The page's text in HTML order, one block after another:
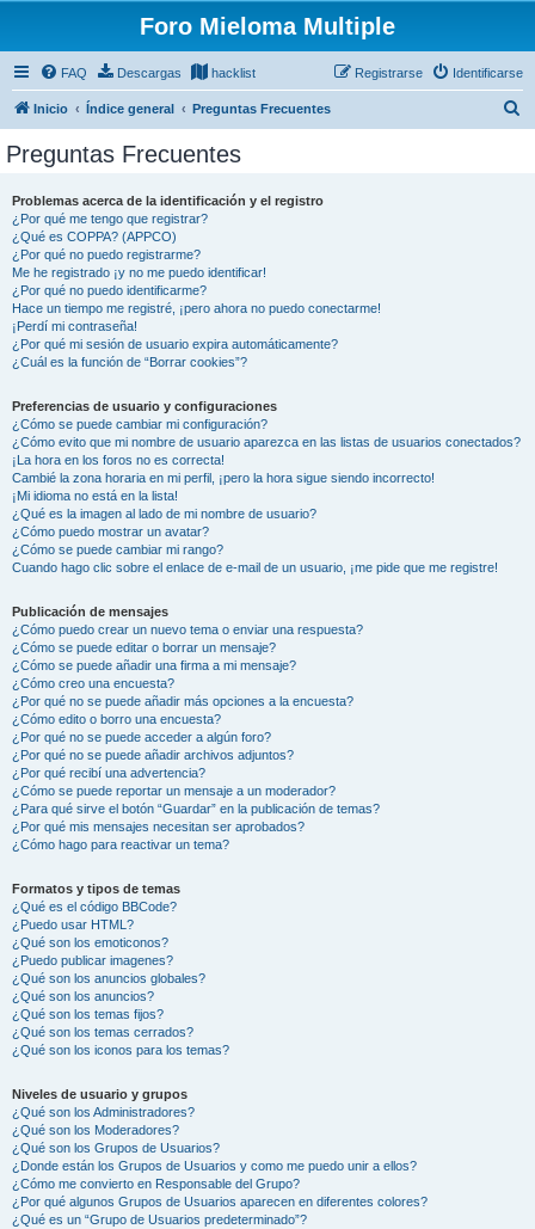
Foro Mieloma Multiple
FAQ Descargas hacklist Identificarse
Registrarse
Inicio Índice general Preguntas Frecuentes
Preguntas Frecuentes
Problemas acerca de la identificación y el registro
¿Por qué me tengo que registrar?
¿Qué es COPPA? (APPCO)
¿Por qué no puedo registrarme?
Me he registrado ¡y no me puedo identificar!
¿Por qué no puedo identificarme?
Hace un tiempo me registré, ¡pero ahora no puedo conectarme!
¡Perdí mi contraseña!
¿Por qué mi sesión de usuario expira automáticamente?
¿Cuál es la función de “Borrar cookies”?
Preferencias de usuario y configuraciones
¿Cómo se puede cambiar mi configuración?
¿Cómo evito que mi nombre de usuario aparezca en las listas de usuarios conectados?
¡La hora en los foros no es correcta!
Cambié la zona horaria en mi perfil, ¡pero la hora sigue siendo incorrecto!
¡Mi idioma no está en la lista!
¿Qué es la imagen al lado de mi nombre de usuario?
¿Cómo puedo mostrar un avatar?
¿Cómo se puede cambiar mi rango?
Cuando hago clic sobre el enlace de e-mail de un usuario, ¡me pide que me registre!
Publicación de mensajes
¿Cómo puedo crear un nuevo tema o enviar una respuesta?
¿Cómo se puede editar o borrar un mensaje?
¿Cómo se puede añadir una firma a mi mensaje?
¿Cómo creo una encuesta?
¿Por qué no se puede añadir más opciones a la encuesta?
¿Cómo edito o borro una encuesta?
¿Por qué no se puede acceder a algún foro?
¿Por qué no se puede añadir archivos adjuntos?
¿Por qué recibí una advertencia?
¿Cómo se puede reportar un mensaje a un moderador?
¿Para qué sirve el botón “Guardar” en la publicación de temas?
¿Por qué mis mensajes necesitan ser aprobados?
¿Cómo hago para reactivar un tema?
Formatos y tipos de temas
¿Qué es el código BBCode?
¿Puedo usar HTML?
¿Qué son los emoticonos?
¿Puedo publicar imagenes?
¿Qué son los anuncios globales?
¿Qué son los anuncios?
¿Qué son los temas fijos?
¿Qué son los temas cerrados?
¿Qué son los iconos para los temas?
Niveles de usuario y grupos
¿Qué son los Administradores?
¿Qué son los Moderadores?
¿Qué son los Grupos de Usuarios?
¿Donde están los Grupos de Usuarios y como me puedo unir a ellos?
¿Cómo me convierto en Responsable del Grupo?
¿Por qué algunos Grupos de Usuarios aparecen en diferentes colores?
¿Qué es un “Grupo de Usuarios predeterminado”?